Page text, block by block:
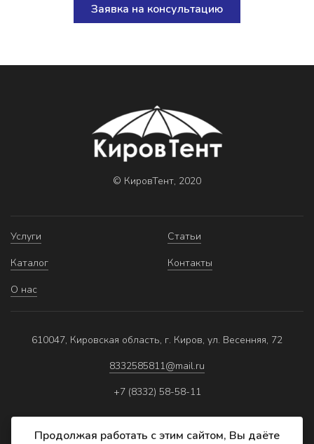
Заявка на консультацию
© КировТент, 2020
Услуги
Каталог
О нас
Статьи
Контакты
610047, Кировская область, г. Киров, ул. Весенняя, 72
8332585811@mail.ru
+7 (8332) 58-58-11
Продолжая работать с этим сайтом, Вы даёте